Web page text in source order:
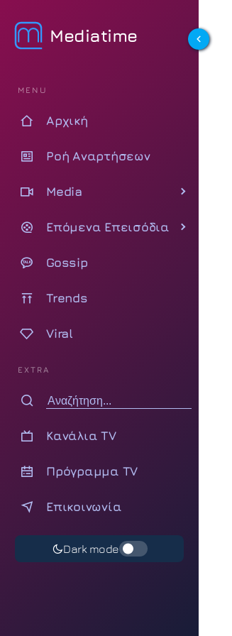
Mediatime
MENU
Αρχική
Ροή Αναρτήσεων
Media
Επόμενα Επεισόδια
Gossip
Trends
Viral
EXTRA
Κανάλια TV
Πρόγραμμα TV
Επικοινωνία
Dark mode